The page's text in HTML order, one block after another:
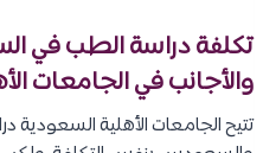
تكلفة دراسة الطب في
والأجانب في الجامعات
تتيح الجامعات الأهلية السعودية